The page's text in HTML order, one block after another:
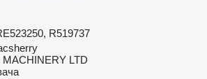
R519737
LTD